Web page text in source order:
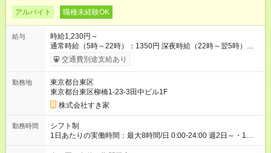
アルバイト 職種未経験OK
給与
時給1,230円～
通常時給（5時～22時）：1350円 深夜時給（22時～翌5時）：
1688円 高校生時給：1230円 【特別手当】早朝手当（5：00-9：
00）時給+150円 【試用期間】試用期間あり 試用期間の長さ：1
30日（※条件変更なし）ですが、切り上げで一ヶ月とさせてい
ただきます。 研修制度あり：15時間(研修中も同時給）
交通費別途支給あり
勤務地
東京都台東区
東京都台東区柳橋1-23-3田中ビル1F
株式会社すき家
勤務時間
シフト制
1日あたりの実働時間：最大8時間/日 0:00-24:00 週2日～・1日
2h～OK ＜シフト例＞ 〇朝帯 5:00-9:00 〇昼帯 9:00-14:00 〇午